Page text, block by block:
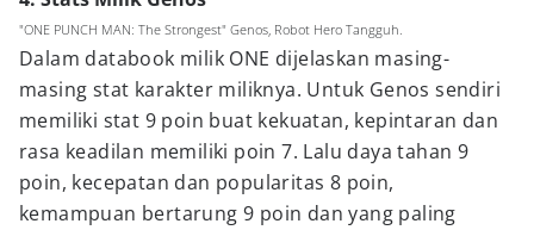
"ONE PUNCH MAN: The Strongest" Genos, Robot Hero Tangguh.
Dalam databook milik ONE dijelaskan masing-
masing stat karakter miliknya. Untuk Genos sendiri
memiliki stat 9 poin buat kekuatan, kepintaran dan
rasa keadilan memiliki poin 7. Lalu daya tahan 9
poin, kecepatan dan popularitas 8 poin,
kemampuan bertarung 9 poin dan yang paling